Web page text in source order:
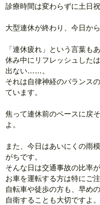
診療時間は変わらずに土日
大型連休が終わり、今日か
「連休疲れ」という言葉も
休み中にリフレッシュした
出ない……。
それは自律神経のバランス
ています。
焦って連休前のペースに戻
よ。
また、今日はあいにくの雨
がちです。
そんな日は交通事故の比率
お車を運転する方は特にご
自転車や徒歩の方も、早め
自衛することも大切ですよ。